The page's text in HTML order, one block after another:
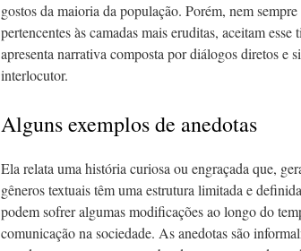
gostos da maioria da população. Porém, nem
pertencentes às camadas mais eruditas, aceitam
apresenta narrativa composta por diálogos diretos e
interlocutor.
Alguns exemplos de anedotas
Ela relata uma história curiosa ou engraçada que,
gêneros textuais têm uma estrutura limitada e
podem sofrer algumas modificações ao longo do
comunicação na sociedade. As anedotas são